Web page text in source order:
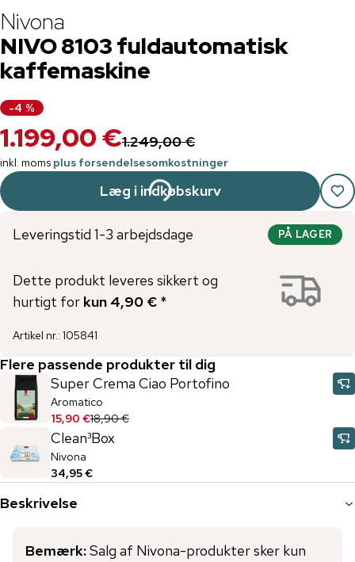
Nivona
NIVO 8103 fuldautomatisk
kaffemaskine
-4 %
1.199,00 €1.249,00 €
inkl. moms plus forsendelsesomkostninger
Læg i indkøbskurv
Leveringstid 1-3 arbejdsdage PÅ LAGER
Dette produkt leveres sikkert og
hurtigt for kun 4,90 € *
Artikel nr.: 105841
Flere passende produkter til dig
Super Crema Ciao Portofino
Aromatico
15,90 €18,90 €
Clean³Box
Nivona
34,95 €
Beskrivelse
Bemærk:Salg af Nivona-produkter sker kun